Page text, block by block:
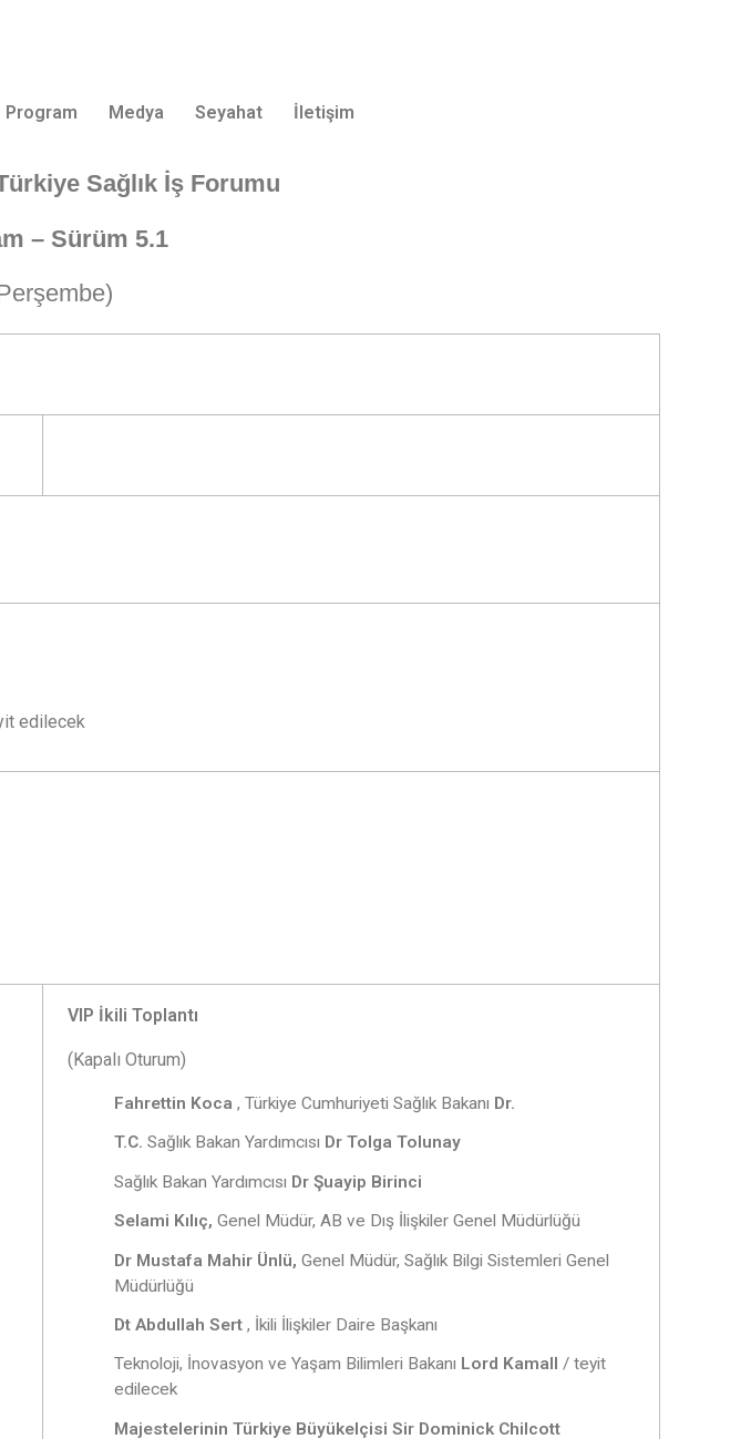
Program Medya Seyahat İletişim
Sağlık İş Forumu
– Sürüm 5.1
edilecek
VIP İkili Toplantı
(Kapalı Oturum)
Fahrettin Koca, Türkiye Cumhuriyeti Sağlık Bakanı Dr.
T.C.Sağlık Bakan Yardımcısı Dr Tolga Tolunay
Sağlık Bakan Yardımcısı Dr Şuayip Birinci
Selami Kılıç,Genel Müdür, AB ve Dış İlişkiler Genel Müdürlüğü
Dr Mustafa Mahir Ünlü,Genel Müdür, Sağlık Bilgi Sistemleri Genel
Müdürlüğü
Dt Abdullah Sert, İkili İlişkiler Daire Başkanı
Teknoloji, İnovasyon ve Yaşam Bilimleri Bakanı Lord Kamall/ teyit
edilecek
Majestelerinin Türkiye Büyükelçisi Sir Dominick Chilcott